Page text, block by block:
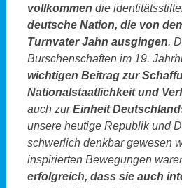
vollkommen die
deutsche Nation, die von
Turnvater Jahn ausgingen.
Burschenschaften im 19.
wichtigen Beitrag zur
Nationalstaatlichkeit und
auch zurEinheit
unsere heutige Republik und
schwerlich denkbar gewesen
inspirierten Bewegungen
erfolgreich, dass sie auch